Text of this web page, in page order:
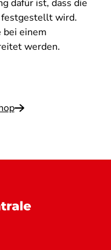
dafür ist, dass die
wird.
bei einem
werden.